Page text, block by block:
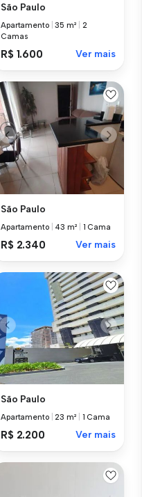
São Paulo
Apartamento |35 m²
2
Camas
R$ 1.600 Ver mais
São Paulo
Apartamento 43 m² 1 Cama
R$ 2.340 Ver mais
São Paulo
Apartamento |23 m² 1 Cama
R$ 2.200 Ver mais